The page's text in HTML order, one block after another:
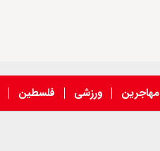
مهاجرین ورزشی فلسطین